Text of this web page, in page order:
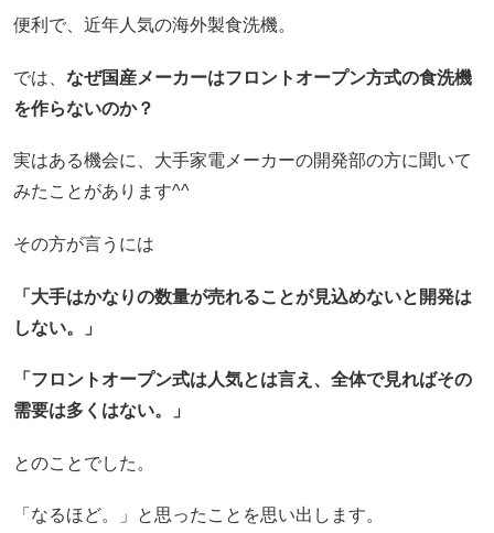
便利で、近年人気の海外製食洗機。
では、 なぜ国産メーカーはフロントオープン方式の食洗機
を作らないのか？
実はある機会に、大手家電メーカーの開発部の方に聞いて
みたことがあります^^
その方が言うには
「大手はかなりの数量が売れることが見込めないと開発は
しない。」
「フロントオープン式は人気とは言え、全体で見ればその
需要は多くはない。」
とのことでした。
「なるほど。」と思ったことを思い出します。